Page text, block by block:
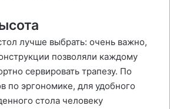
лучше выбрать: очень важно,
позволяли каждому
сервировать трапезу. По
по эргономике, для удобного
стола человеку